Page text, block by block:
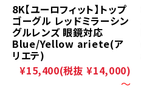
8K【ユーロフィット】トップ
ゴーグル レッドミラーシン
グルレンズ 眼鏡対応
Blue/Yellow ariete(ア
リエテ)
¥15,400(税抜 ¥14,000)
～